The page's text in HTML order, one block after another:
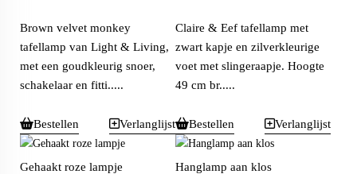
Brown velvet monkey
tafellamp van Light & Living,
met een goudkleurig snoer,
schakelaar en fitti.....
Bestellen Verlanglijst
Claire & Eef tafellamp met
zwart kapje en zilverkleurige
voet met slingeraapje. Hoogte
49 cm br.....
Bestellen Verlanglijst
Gehaakt roze lampje
Hanglamp aan klos